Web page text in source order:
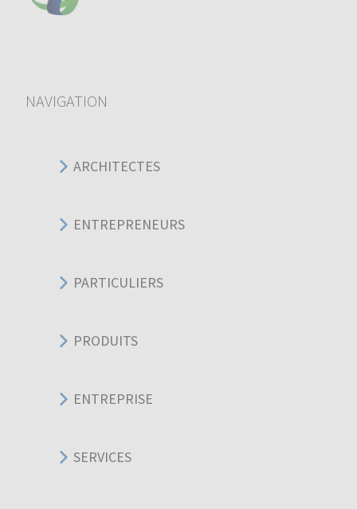
NAVIGATION
ARCHITECTES
ENTREPRENEURS
PARTICULIERS
PRODUITS
ENTREPRISE
SERVICES